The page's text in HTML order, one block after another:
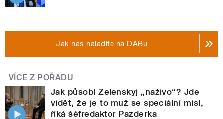
Jak nás naladíte na DABu
VÍCE Z POŘADU
Jak působí Zelenskyj „naživo“? Jde
vidět, že je to muž se speciální misí,
říká šéfredaktor Pazderka